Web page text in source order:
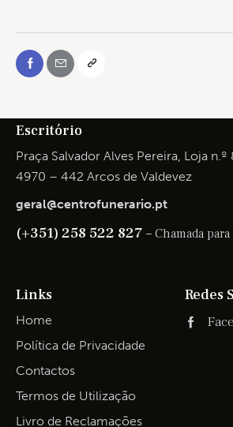
Escritório
Praça Salvador Alves Pereira, Loja n.º
4970 – 442 Arcos de Valdevez
geral@centrofunerario.pt
(+351) 258 522 827 – Chamada
Links
Home
Política de Privacidade
Contactos
Termos de Utilização
Livro de Reclamações
Redes